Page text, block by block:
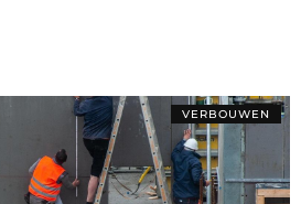
VERBOUWEN